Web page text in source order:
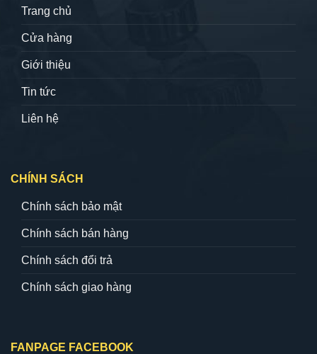
Trang chủ
Cửa hàng
Giới thiệu
Tin tức
Liên hệ
CHÍNH SÁCH
Chính sách bảo mật
Chính sách bán hàng
Chính sách đổi trả
Chính sách giao hàng
FANPAGE FACEBOOK